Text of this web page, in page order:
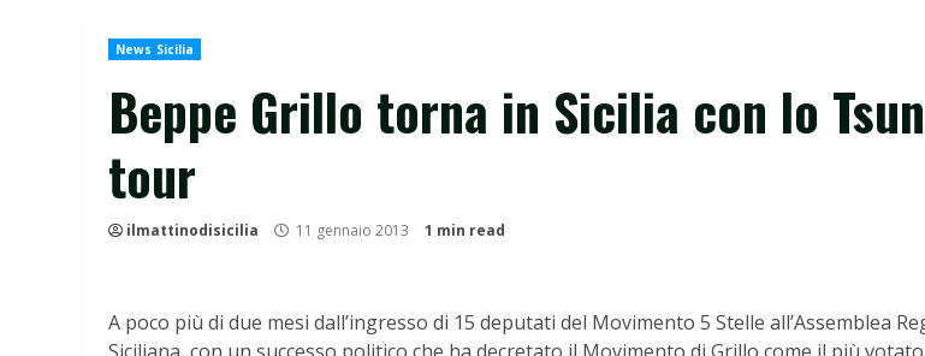
News Sicilia
Beppe Grillo torna in Sicilia con lo
tour
ilmattinodisicilia 11 gennaio 2013 1 min read
A poco più di due mesi dall’ingresso di 15 deputati del Movimento 5 Stelle all’Assemblea